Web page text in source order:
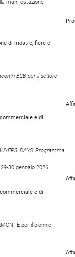
manifestazione
di mostre, fiere e
B2B per il settore
commerciale e di
DAYS: Programma
29-30 gennaio 2026.
commerciale e di
per il biennio